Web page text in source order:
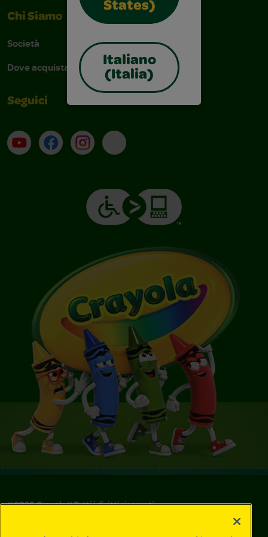
States)
Italiano
(Italia)
Chi Siamo
Società
Dove acquistare
Seguici
Su YouTube
ContattiProfilo Instagram
Email
©2026Crayola® Tutti i diritti riservati.